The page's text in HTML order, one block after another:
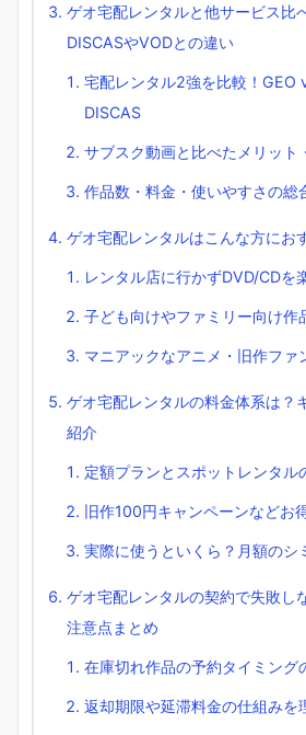
ゲオ宅配レンタルと他サービス比
DISCASやVODとの違い
宅配レンタル2強を比較！GEO
DISCAS
サブスク動画と比べたメリット
作品数・料金・使いやすさの総
ゲオ宅配レンタルはこんな方にお
レンタル店に行かずDVD/CDを
子ども向けやファミリー向け作
マニアックなアニメ・旧作ファ
ゲオ宅配レンタルの料金体系は？
紹介
定額プランとスポットレンタル
旧作100円キャンペーンなどお
実際に使うといくら？月額のシ
ゲオ宅配レンタルの契約で失敗し
注意点まとめ
在庫切れ作品の予約タイミング
返却期限や延滞料金の仕組みを